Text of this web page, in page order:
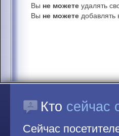
Вы не можете удалять
Вы не можете добавлять
Кто сейчас
Сейчас